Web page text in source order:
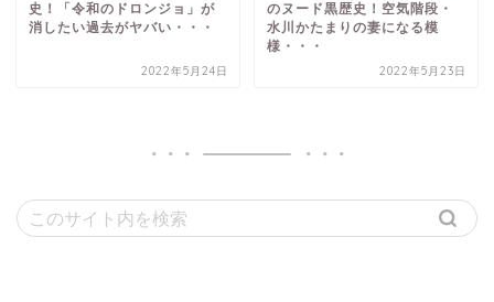
史！「令和のドロンジョ」が
消したい過去がヤバい・・・
2022年5月24日
のヌード黒歴史！空気階段・
水川かたまりの妻になる模
様・・・
2022年5月23日